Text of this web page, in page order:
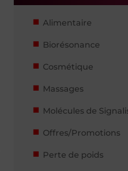
Alimentaire
Biorésonance
Cosmétique
Massages
Molécules de
Offres/Promotions
Perte de poids